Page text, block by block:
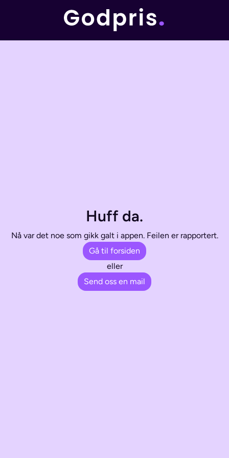
Huff da.
Nå var det noe som gikk galt i appen. Feilen er rapportert.
Gå til forsiden
eller
Send oss en mail